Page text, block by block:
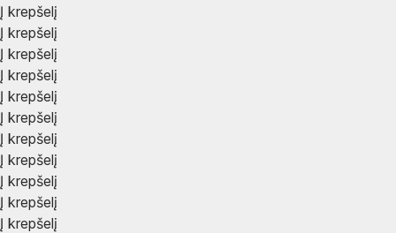
Į krepšelį
Į krepšelį
Į krepšelį
Į krepšelį
Į krepšelį
Į krepšelį
Į krepšelį
Į krepšelį
Į krepšelį
Į krepšelį
Į krepšelį